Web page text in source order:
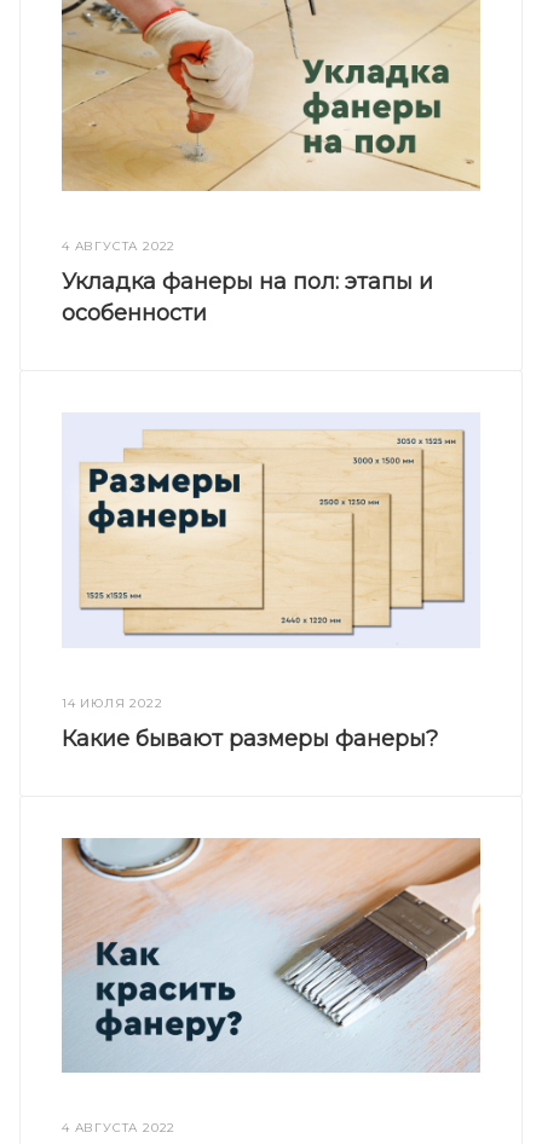
4 АВГУСТА 2022
Укладка фанеры на пол: этапы и
особенности
14 ИЮЛЯ 2022
Какие бывают размеры фанеры?
4 АВГУСТА 2022